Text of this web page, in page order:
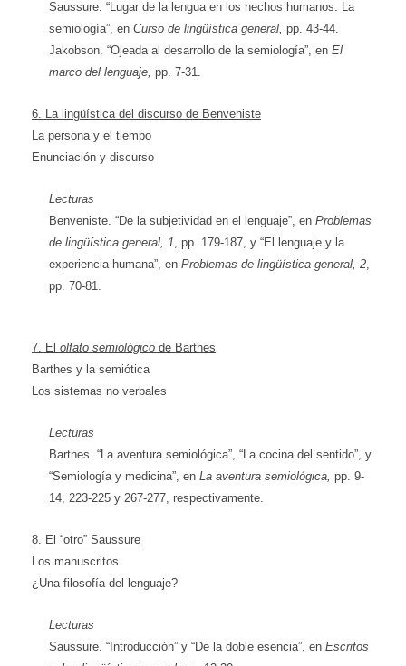
Saussure. “Lugar de la lengua en los hechos humanos. La
semiología”, en Curso de lingüística general, pp. 43-44.
Jakobson. “Ojeada al desarrollo de la semiología”, en El
marco del lenguaje, pp. 7-31.
6. La lingüística del discurso de Benveniste
La persona y el tiempo
Enunciación y discurso
Lecturas
Benveniste. “De la subjetividad en el lenguaje”, en Problemas
de lingüística general, 1 , pp. 179-187, y “El lenguaje y la
experiencia humana”, en Problemas de lingüística general, 2,
pp. 70-81.
7. El olfato semiológico de Barthes
Barthes y la semiótica
Los sistemas no verbales
Lecturas
Barthes. “La aventura semiológica”, “La cocina del sentido”, y
“Semiología y medicina”, en La aventura semiológica, pp. 9-
14, 223-225 y 267-277, respectivamente.
8. El “otro” Saussure
Los manuscritos
¿Una filosofía del lenguaje?
Lecturas
Saussure. “Introducción” y “De la doble esencia”, en Escritos